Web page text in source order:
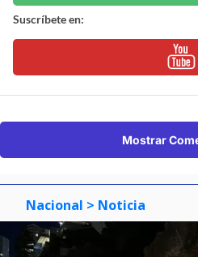
Suscríbete en:
Mostrar
Nacional > Noticia